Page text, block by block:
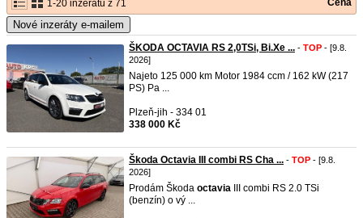
1-20 inzerátů z 71
Nové inzeráty e-mailem
ŠKODA OCTAVIA RS 2,0TSi, Bi.Xe ... - TOP - [9.8.
2026]
Najeto 125 000 km Motor 1984 ccm / 162 kW (217
PS) Pa ...
Plzeň-jih - 334 01
338 000 Kč
Škoda Octavia III combi RS Cha ... - TOP - [9.8.
2026]
Prodám Škoda octavia III combi RS 2.0 TSi
(benzín) o vý ...